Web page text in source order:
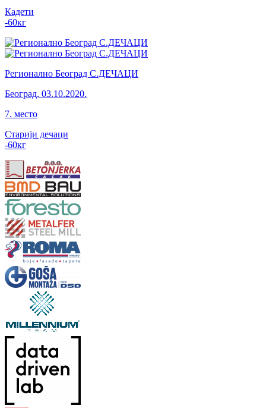
Кадети
-60кг
Регионално Београд С.ДЕЧАЦИ
Београд, 03.10.2020.
7. место
Старији дечаци
-60кг